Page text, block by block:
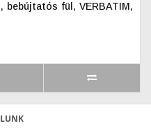
bebújtatós fül, VERBATIM,